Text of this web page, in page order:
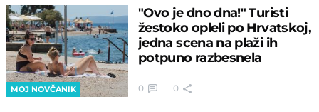
MOJ NOVČANIK
"Ovo je dno dna!" Turisti
žestoko opleli po Hrvatskoj,
jedna scena na plaži ih
potpuno razbesnela
0 0